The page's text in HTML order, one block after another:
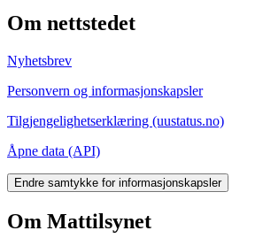
Om nettstedet
Nyhetsbrev
Personvern og informasjonskapsler
Tilgjengelighetserklæring (uustatus.no)
Åpne data (API)
Endre samtykke for informasjonskapsler
Om Mattilsynet